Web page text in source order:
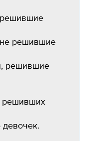
решивших